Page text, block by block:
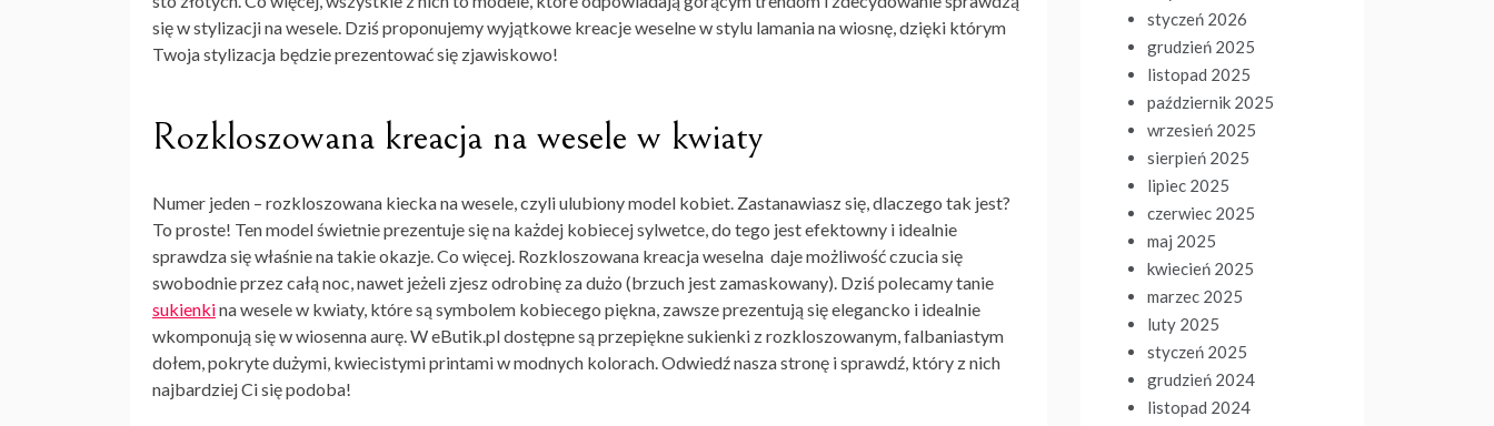
sięw stylizacji na wesele. Dziś proponujemy wyjątkowe kreacje weselne w stylu lamania na wiosnę, dzięki którym
Twoja stylizacja będzie prezentować się zjawiskowo!
Rozkloszowana kreacja na wesele w kwiaty
Numer jeden – rozkloszowana kiecka na wesele, czyli ulubiony model kobiet. Zastanawiasz się, dlaczego tak jest?
To proste! Ten model świetnie prezentuje się na każdej kobiecej sylwetce, do tego jest efektowny i idealnie
sprawdza się właśnie na takie okazje. Co więcej. Rozkloszowana kreacja weselna daje możliwość czucia się
swobodnie przez całą noc, nawet jeżeli zjesz odrobinę za dużo (brzuch jest zamaskowany). Dziś polecamy tanie
sukienkina wesele w kwiaty, które są symbolem kobiecego piękna, zawsze prezentują się elegancko i idealnie
wkomponują się w wiosenna aurę. W eButik.pl dostępne są przepiękne sukienki z rozkloszowanym, falbaniastym
dołem, pokryte dużymi, kwiecistymi printami w modnych kolorach. Odwiedź nasza stronę i sprawdź, który z nich
najbardziej Ci się podoba!
styczeń 2026
grudzień 2025
listopad 2025
październik 2025
wrzesień 2025
sierpień 2025
lipiec 2025
czerwiec 2025
maj 2025
kwiecień 2025
marzec 2025
luty 2025
styczeń 2025
grudzień 2024
listopad 2024